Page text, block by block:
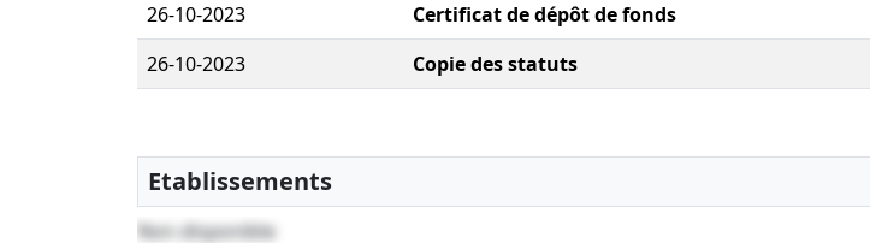
26-10-2023
Certificat de dépôt de fonds
26-10-2023
Copie des statuts
Etablissements
Non disponible